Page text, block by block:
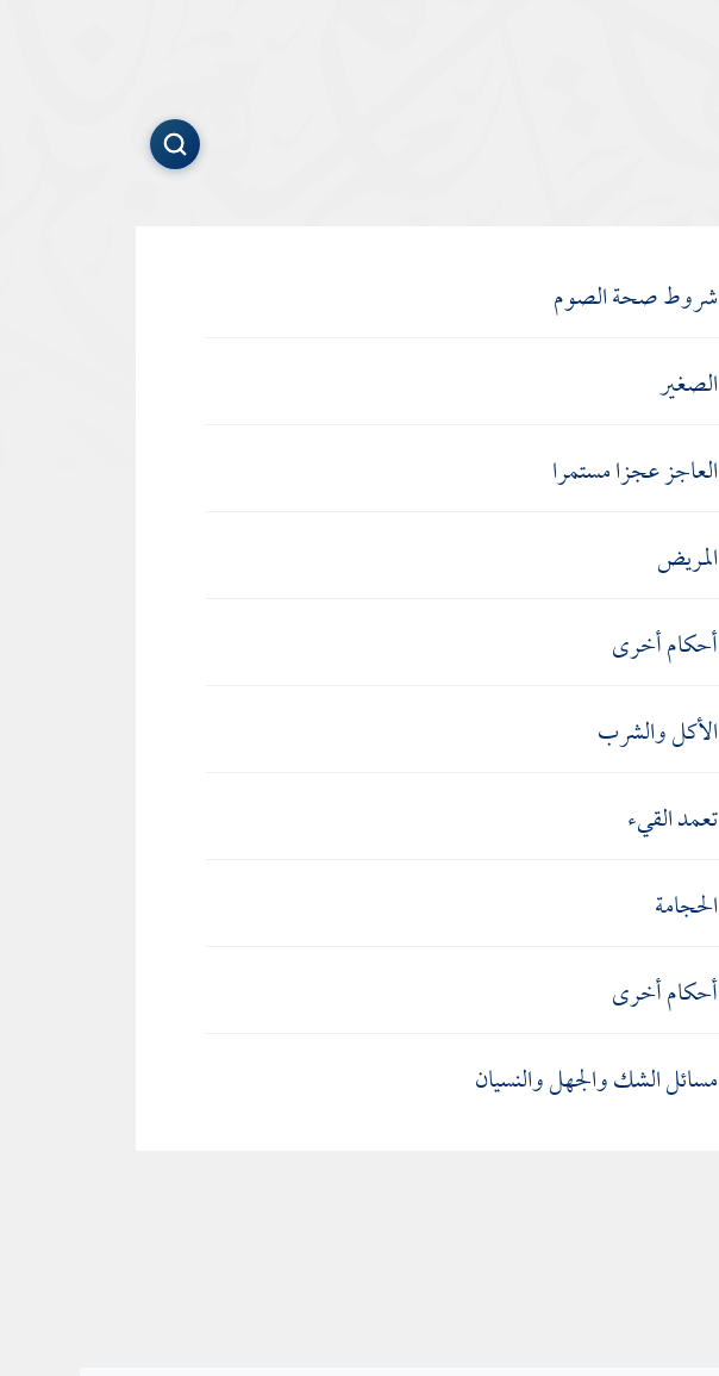
شروط صحة الصوم
الصغير
العاجز عجزا مستمرا
المريض
أحكام أخرى
الأكل والشرب
تعمد القيء
الحجامة
أحكام أخرى
مسائل الشك والجهل والنسيان